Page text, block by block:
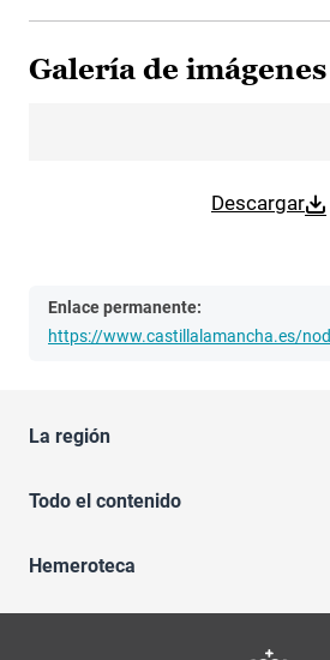
Galería de imágenes
Descargar
Enlace permanente:
https://www.castillalamancha.es/
La región
Todo el contenido
Hemeroteca